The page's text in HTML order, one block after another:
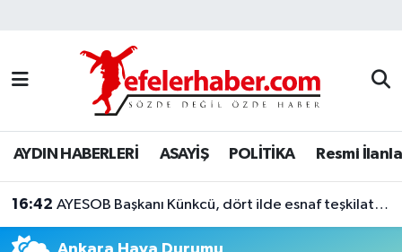
AYDIN HABERLERİ ASAYİŞ POLİTİKA Resmi
16:42 AYESOB Başkanı Künkcü, dört ilde esnaf teşkilatlarıyla buluştu
Nöbetçi Eczaneler
Hava Durumu
Aydin Namaz Vakitleri
Trafik Durumu